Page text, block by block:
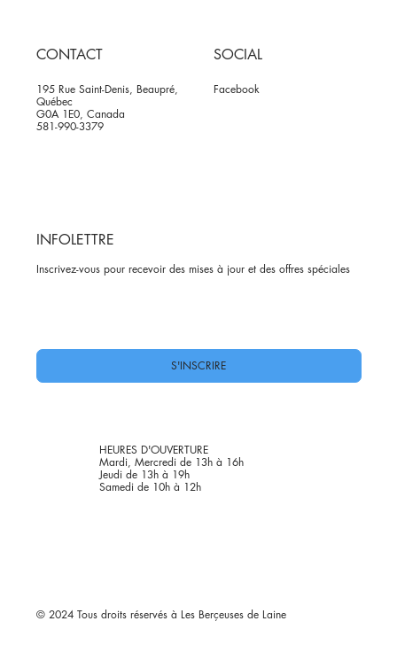
CONTACT
195 Rue Saint-Denis, Beaupré,
Québec
G0A 1E0, Canada
581-990-3379
SOCIAL
Facebook
INFOLETTRE
Inscrivez-vous pour recevoir des mises à jour et des offres spéciales
S'INSCRIRE
HEURES D'OUVERTURE
Mardi, Mercredi de 13h à 16h
Jeudi de 13h à 19h
Samedi de 10h à 12h
© 2024 Tous droits réservés à Les Berçeuses de Laine